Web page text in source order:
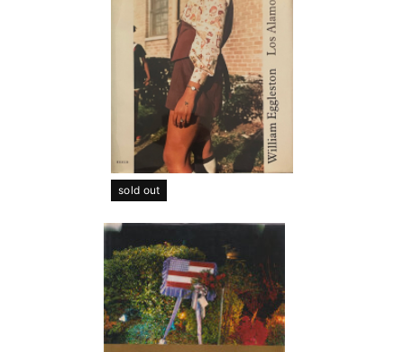
sold out